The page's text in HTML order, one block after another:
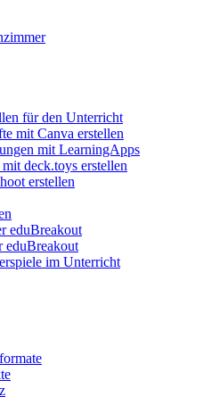
für den Unterricht
mit Canva erstellen
mit LearningApps
deck.toys erstellen
erstellen
eduBreakout
eduBreakout
im Unterricht